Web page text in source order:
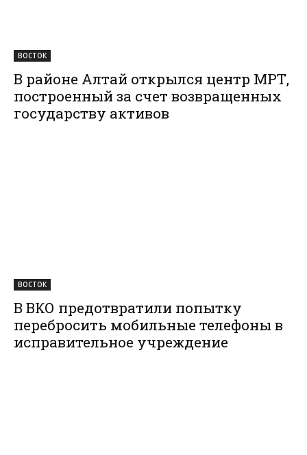
ВОСТОК
В районе Алтай открылся центр МРТ,
построенный за счет возвращенных
государству активов
ВОСТОК
В ВКО предотвратили попытку
перебросить мобильные телефоны в
исправительное учреждение